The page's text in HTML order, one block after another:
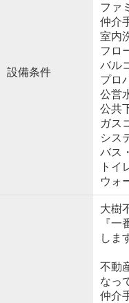
設備条件
ファ
仲介
室内
フロ
バル
プロ
公営
公共
ガス
シス
バス
トイ
ウォ
大樹
『
しま
不動
なっ
仲介